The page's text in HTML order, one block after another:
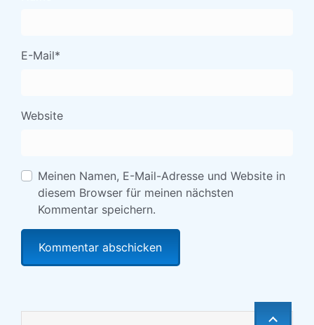
E-Mail*
Website
Meinen Namen, E-Mail-Adresse und Website in
diesem Browser für meinen nächsten
Kommentar speichern.